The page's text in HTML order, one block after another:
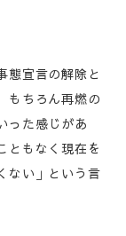
態宣言の解除と
もちろん再燃の
った感じがあ
ともなく現在を
ない」という言